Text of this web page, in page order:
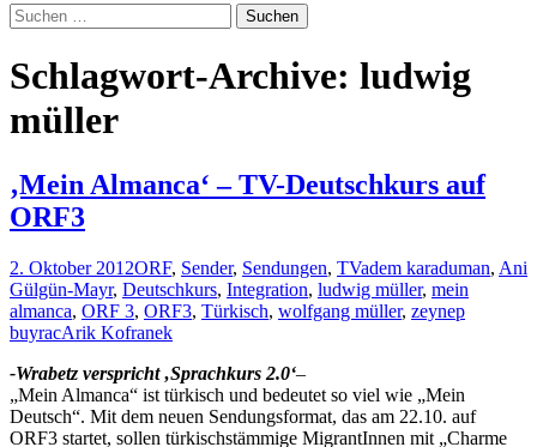
Suchen
nach:
Schlagwort-Archive: ludwig
müller
‚Mein Almanca‘ – TV-Deutschkurs auf
ORF3
2. Oktober 2012ORF, Sender, Sendungen, TVadem karaduman, Ani
Gülgün-Mayr, Deutschkurs, Integration, ludwig müller, mein
almanca, ORF 3, ORF3, Türkisch, wolfgang müller, zeynep
buyracArik Kofranek
-Wrabetz verspricht ‚Sprachkurs 2.0‘–
„Mein Almanca“ ist türkisch und bedeutet so viel wie „Mein
Deutsch“. Mit dem neuen Sendungsformat, das am 22.10. auf
ORF3 startet, sollen türkischstämmige MigrantInnen mit „Charme